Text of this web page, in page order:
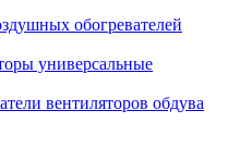
обогревателей
универсальные
вентиляторов обдува